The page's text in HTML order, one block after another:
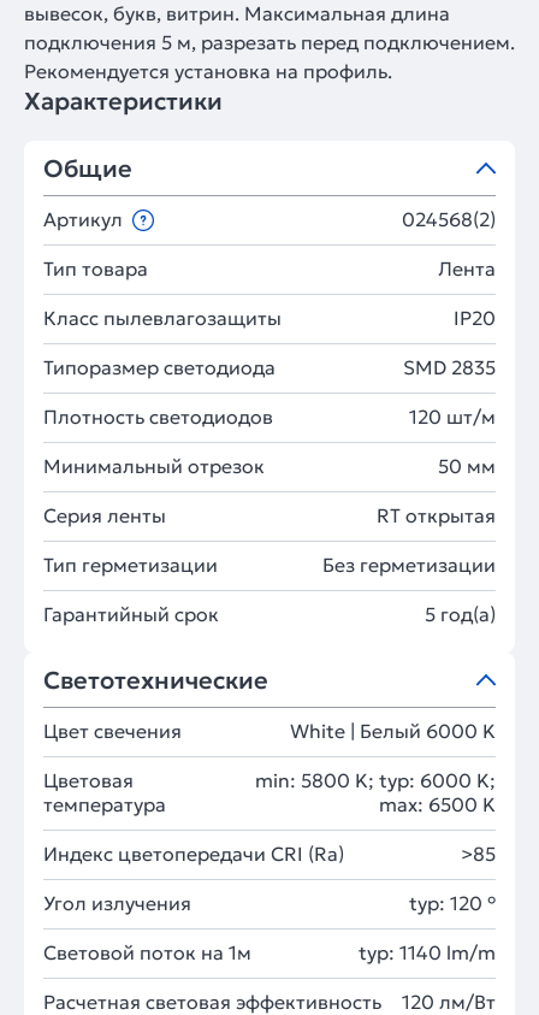
вывесок, букв, витрин. Максимальная длина
подключения 5 м, разрезать перед подключением.
Рекомендуется установка на профиль.
Характеристики
Общие
Артикул 024568(2)
Тип товара Лента
Класс пылевлагозащиты IP20
Типоразмер светодиода SMD 2835
Плотность светодиодов 120 шт/м
Минимальный отрезок 50 мм
Серия ленты RT открытая
Тип герметизации Без герметизации
Гарантийный срок 5 год(а)
Светотехнические
Цвет свечения White | Белый 6000 K
Цветовая
температура
min: 5800 K; typ: 6000 K;
max: 6500 K
Индекс цветопередачи CRI (Ra) >85
Угол излучения typ: 120 °
Световой поток на 1м typ: 1140 lm/m
Расчетная световая эффективность 120 лм/Вт